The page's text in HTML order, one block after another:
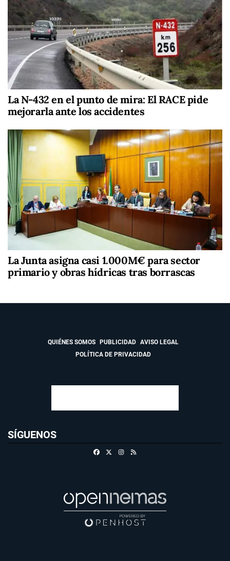
La N-432 en el punto de mira: El RACE pide
mejorarla ante los accidentes
La Junta asigna casi 1.000M€ para sector
primario y obras hídricas tras borrascas
QUIÉNES SOMOS PUBLICIDAD
AVISO LEGAL
POLÍTICA DE PRIVACIDAD
SÍGUENOS
FacebookInstagram